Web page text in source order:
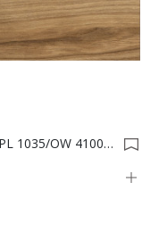
LAMINAT HPL 1035/OW 4100x1320X0,5 0014286